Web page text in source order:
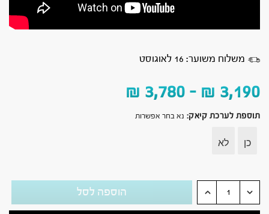
משלוח משוער: 16 לאוגוסט
₪ 3,190
–
₪ 3,780
תוספת לערכת קיאק: נא בחר אפשרות
כן לא
הוספה לסל